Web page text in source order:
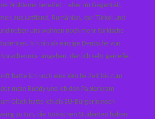
Probleme bereitet – eher im Gegenteil.
aus Lettland, Rumänien, der Türkei und
neben uns wohnen noch mehr türkische
Ich bin als einzige Deutsche von
umgeben, den ich sehr genieße.
hatte ich noch eine Woche Zeit bis zum
mein Buddy und ich den Papierkram
Glück hatte ich als EU-Bürgerin noch
zu tun, die türkischen Studenten haben